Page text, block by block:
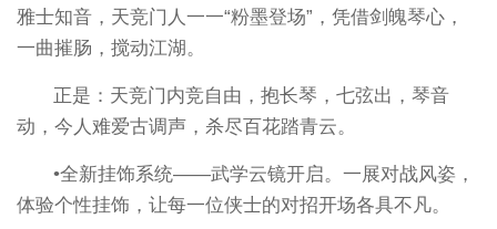
雅士知音，天竞门人一一“粉墨登场”，凭借剑魄琴心，
一曲摧肠，搅动江湖。
正是：天竞门内竞自由，抱长琴，七弦出，琴音
动，今人难爱古调声，杀尽百花踏青云。
•全新挂饰系统——武学云镜开启。一展对战风姿，
体验个性挂饰，让每一位侠士的对招开场各具不凡。